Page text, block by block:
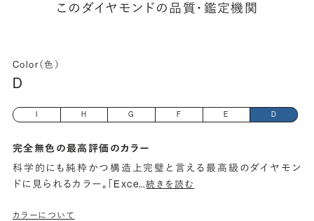
このダイヤモンドの品質・鑑定機関
Color（色）
D
H G F E D
完全無色の最高評価のカラー
科学的にも純粋かつ構造上完璧と言える最高級のダイヤモン
ドに見られるカラー。「Exce…続きを読む
カラーについて